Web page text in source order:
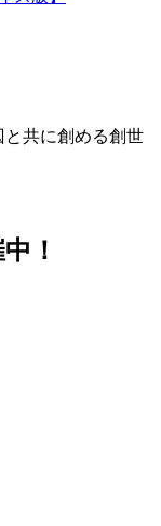
共に創める創世
！